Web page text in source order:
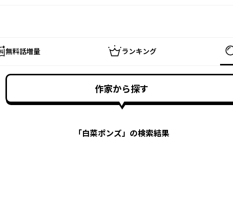
無料話増量 ランキング
作家から探す
「白菜ポンズ」の検索結果